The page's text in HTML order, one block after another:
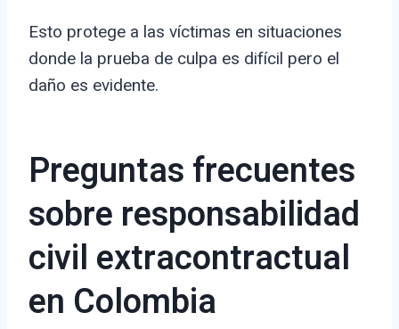
Esto protege a las víctimas en situaciones
donde la prueba de culpa es difícil pero el
daño es evidente.
Preguntas frecuentes
sobre responsabilidad
civil extracontractual
en Colombia